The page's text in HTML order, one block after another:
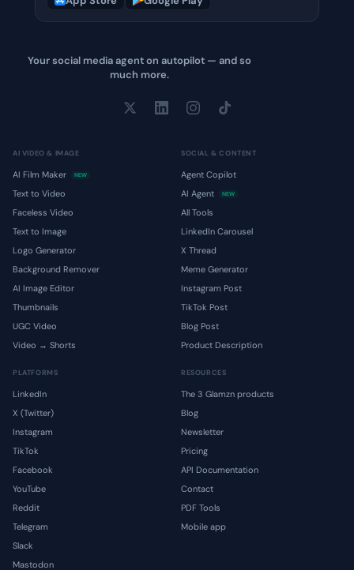
Your social media agent on autopilot — and so
much more.
AI VIDEO & IMAGE
AI Film Maker NEW
Text to Video
Faceless Video
Text to Image
Logo Generator
Background Remover
AI Image Editor
Thumbnails
UGC Video
Video → Shorts
SOCIAL & CONTENT
Agent Copilot
AI Agent
NEW
All Tools
LinkedIn Carousel
X Thread
Meme Generator
Instagram Post
TikTok Post
Blog Post
Product Description
PLATFORMS
LinkedIn
X (Twitter)
Instagram
TikTok
Facebook
YouTube
Reddit
Telegram
Slack
Mastodon
RESOURCES
The 3 Glamzn products
Blog
Newsletter
Pricing
API Documentation
Contact
PDF Tools
Mobile app